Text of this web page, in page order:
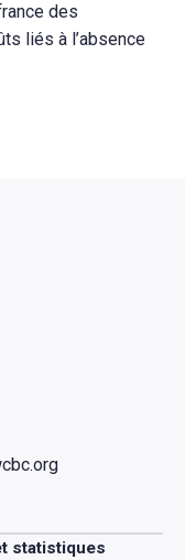
des
liés à l’absence
statistiques